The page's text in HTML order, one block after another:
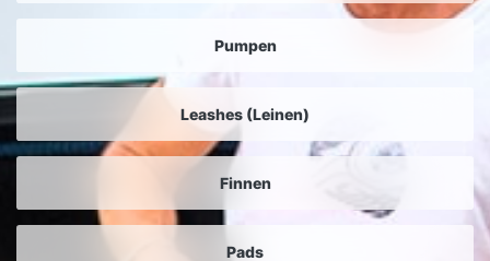
Pumpen
Leashes (Leinen)
Finnen
Pads